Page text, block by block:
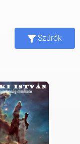
Szűrők